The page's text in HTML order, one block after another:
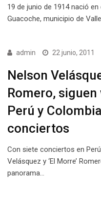
19 de junio de 1914 nació
Guacoche, municipio de
admin 22 junio, 2011
Nelson
Romero,
Perú y
conciertos
Con siete conciertos en
Velásquez y ‘El Morre’
panorama…